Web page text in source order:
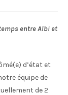
entre Albi et
d’état et
équipe de
de 2